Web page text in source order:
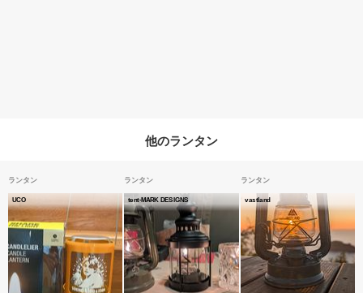
他のランタン
ランタン
UCO
ランタン
tent-MARK DESIGNS
ランタン
vastland